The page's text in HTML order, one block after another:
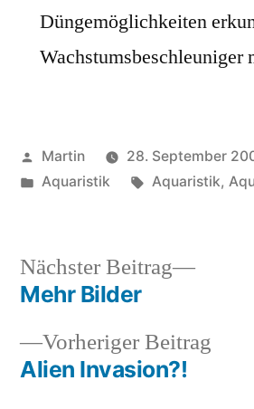
Düngemöglichkeiten
Wachstumsbeschleuniger
Veröffentlicht
von
Martin
28. September
Veröffentlicht
Aquaristik Schlagwörter:
Aquaristik,
Vorheriger Beitrag
Alien Invasion?!
Nächster Beitrag
Mehr Bilder